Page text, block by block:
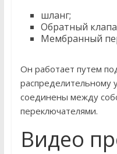
шланг;
Обратный
Мембранный
Он работает путем
распределительному
соединены между
переключателями.
Видео